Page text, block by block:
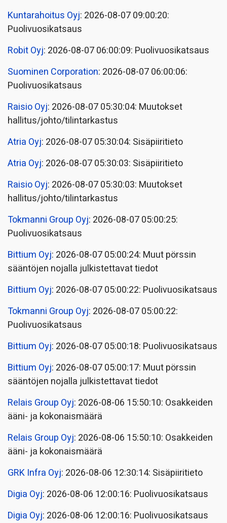
Kuntarahoitus Oyj: 2026-08-07 09:00:20:
Puolivuosikatsaus
Robit Oyj: 2026-08-07 06:00:09: Puolivuosikatsaus
Suominen Corporation: 2026-08-07 06:00:06:
Puolivuosikatsaus
Raisio Oyj: 2026-08-07 05:30:04: Muutokset
hallitus/johto/tilintarkastus
Atria Oyj: 2026-08-07 05:30:04: Sisäpiiritieto
Atria Oyj: 2026-08-07 05:30:03: Sisäpiiritieto
Raisio Oyj: 2026-08-07 05:30:03: Muutokset
hallitus/johto/tilintarkastus
Tokmanni Group Oyj: 2026-08-07 05:00:25:
Puolivuosikatsaus
Bittium Oyj: 2026-08-07 05:00:24: Muut pörssin
sääntöjen nojalla julkistettavat tiedot
Bittium Oyj: 2026-08-07 05:00:22: Puolivuosikatsaus
Tokmanni Group Oyj: 2026-08-07 05:00:22:
Puolivuosikatsaus
Bittium Oyj: 2026-08-07 05:00:18: Puolivuosikatsaus
Bittium Oyj: 2026-08-07 05:00:17: Muut pörssin
sääntöjen nojalla julkistettavat tiedot
Relais Group Oyj: 2026-08-06 15:50:10: Osakkeiden
ääni- ja kokonaismäärä
Relais Group Oyj: 2026-08-06 15:50:10: Osakkeiden
ääni- ja kokonaismäärä
GRK Infra Oyj: 2026-08-06 12:30:14: Sisäpiiritieto
Digia Oyj: 2026-08-06 12:00:16: Puolivuosikatsaus
Digia Oyj: 2026-08-06 12:00:16: Puolivuosikatsaus